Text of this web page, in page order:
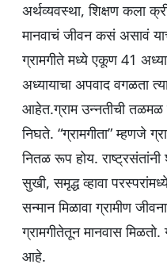
अर्थव्यवस्था, शिक्षण कला
मानवाचं जीवन कसं असावं
ग्रामगीते मध्ये एकूण 41
अध्यायाचा अपवाद वगळता
आहेत.ग्राम उन्नतीची तळमळ
निघते. “ग्रामगीता” म्हणजे
नितळ रूप होय. राष्ट्रसंतांनी
सुखी, समृद्ध व्हावा
सन्मान मिळावा ग्रामीण
ग्रामगीतेतून मानवास
आहे.